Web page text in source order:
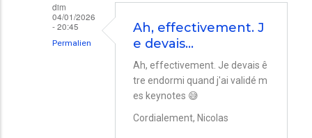
dim
04/01/2026
- 20:45
Permalien
Ah, effectivement. J
e devais…
Ah, effectivement. Je devais ê
tre endormi quand j'ai validé m
es keynotes 😅
Cordialement, Nicolas